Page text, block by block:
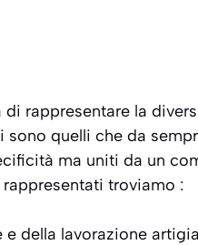
rappresentare la
quelli che da
ma uniti da un
troviamo :
e della lavorazione